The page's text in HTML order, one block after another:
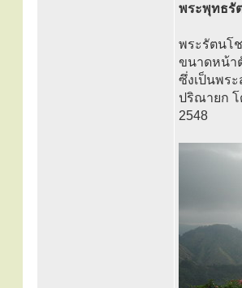
พระพุทธรั
พระรัตนโ
ขนาดหน้า
ซึ่งเป็นพร
ปริณายก
2548